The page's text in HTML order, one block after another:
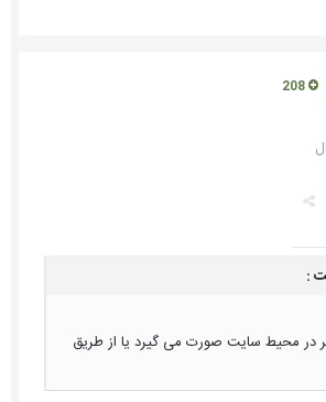
در محیط سایت صورت می گیرد یا از طریق